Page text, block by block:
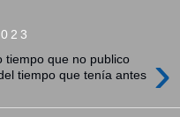
›
tiempo que no publico
tiempo que tenía antes